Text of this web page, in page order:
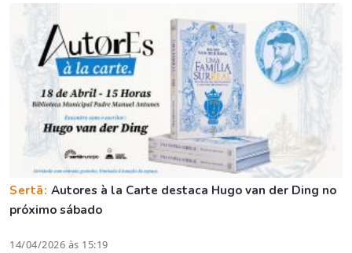
Sertã:Autores à la Carte destaca Hugo van der Ding no
próximo sábado
14/04/2026 às 15:19